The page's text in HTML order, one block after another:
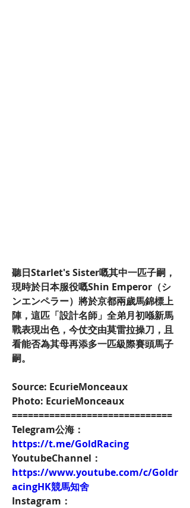
聽日Starlet's Sister嘅其中一匹子嗣，
現時於日本服役嘅Shin Emperor（シ
ンエンペラー）將於京都兩歲馬錦標上
陣，這匹「設計名師」全弟月初喺新馬
戰表現出色，今仗交由莫雷拉操刀，且
看能否為其母再添多一匹級際賽頭馬子
嗣。
Source: EcurieMonceaux
Photo: EcurieMonceaux
==============================
Telegram公海：
https://t.me/GoldRacing
YoutubeChannel：
https://www.youtube.com/c/Goldr
acingHK競馬知舍
Instagram：